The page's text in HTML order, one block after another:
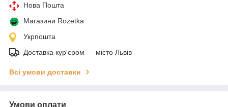
Нова Пошта
Магазини Rozetka
Укрпошта
Доставка кур'єром — місто Львів
Всі умови доставки
Умови оплати